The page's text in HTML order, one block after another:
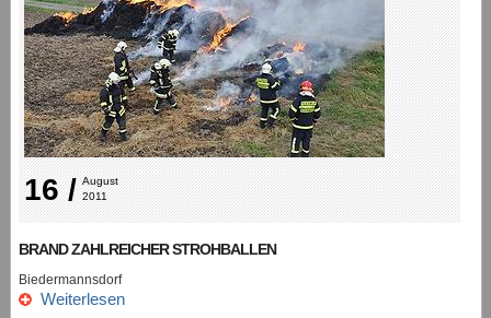
16 / August
2011
BRAND ZAHLREICHER STROHBALLEN
Biedermannsdorf
Weiterlesen